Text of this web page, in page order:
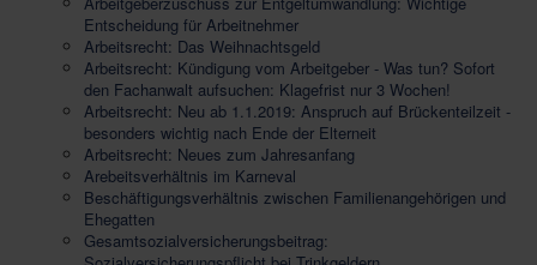
Entscheidung für Arbeitnehmer
Arbeitsrecht: Das Weihnachtsgeld
Arbeitsrecht: Kündigung vom Arbeitgeber - Was tun? Sofort
den Fachanwalt aufsuchen: Klagefrist nur 3 Wochen!
Arbeitsrecht: Neu ab 1.1.2019: Anspruch auf Brückenteilzeit -
besonders wichtig nach Ende der Elterneit
Arbeitsrecht: Neues zum Jahresanfang
Arebeitsverhältnis im Karneval
Beschäftigungsverhältnis zwischen Familienangehörigen und
Ehegatten
Gesamtsozialversicherungsbeitrag: